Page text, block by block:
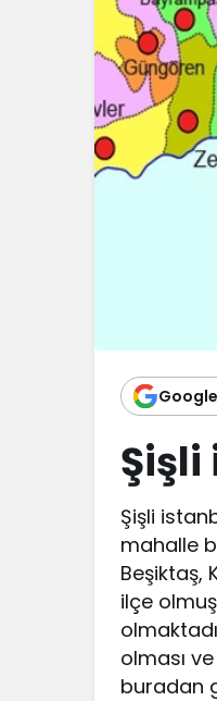
Şişli
mahalle
Beşiktaş,
ilçe
olması
buradan